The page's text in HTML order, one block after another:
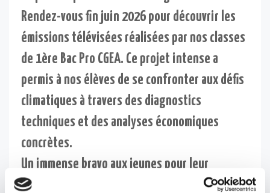
Rendez-vous fin juin 2026 pour découvrir les
émissions télévisées réalisées par nos classes
de 1ère Bac Pro CGEA. Ce projet intense a
permis à nos élèves de se confronter aux défis
climatiques à travers des diagnostics
techniques et des analyses économiques
concrètes.
Un immense bravo aux jeunes pour leur
implication exemplaire dans ce "temps fort"